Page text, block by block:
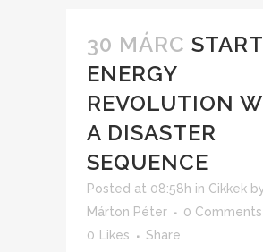
30 MÁRC
ENERGY
REVOLUTION
A DISASTER
SEQUENCE
Posted at 08:58h in Cikkek
Márton Péter
0 Comments
0
Likes Share